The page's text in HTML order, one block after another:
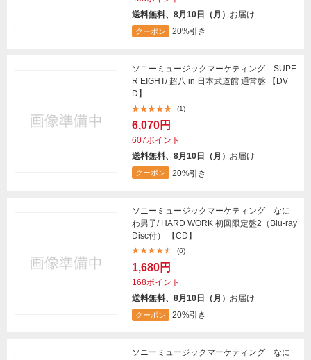
送料無料、8月10日（月） お届け
クーポン 20%引き
ソニーミュージックマーケティング SUPE
R EIGHT/ 超八 in 日本武道館 通常盤 【DV
D】
(1)
6,070円
607ポイント
送料無料、8月10日（月） お届け
クーポン 20%引き
ソニーミュージックマーケティング なに
わ男子/ HARD WORK 初回限定盤2（Blu-ray
Disc付） 【CD】
(6)
1,680円
168ポイント
送料無料、8月10日（月） お届け
クーポン 20%引き
ソニーミュージックマーケティング なに